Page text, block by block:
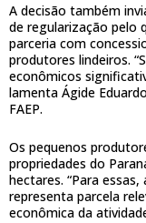
A decisão também
de regularização pelo
parceria com
produtores lindeiros.
econômicos
lamenta Ágide
FAEP.
Os pequenos
propriedades do
hectares. “Para
representa parcela
econômica da